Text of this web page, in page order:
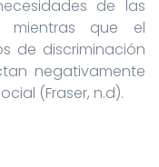
de las
mientras que el
de discriminación
negativamente
(Fraser, n.d).